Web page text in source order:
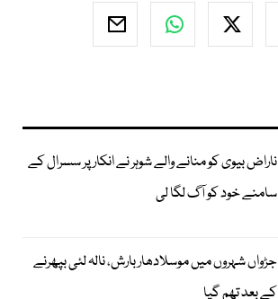
ناراض بیوی کو منانے والے شوہر نے انکار پر سسرال کے
سامنے خود کو آگ لگا لی
جڑواں شہروں میں موسلادھار بارش، نالہ لئی بپھرنے
کے بعد تھم گیا